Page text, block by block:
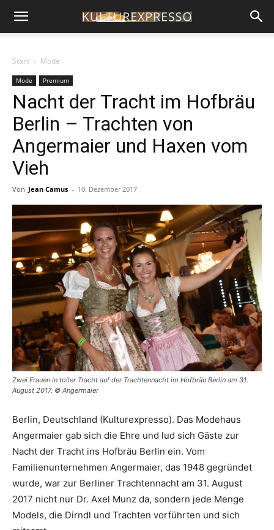
Start Mode
Mode Premium
Nacht der Tracht im Hofbräu
Berlin – Trachten von
Angermaier und Haxen vom
Vieh
Von Jean Camus - 10. Dezember 2017
Zwei Frauen in toller Tracht auf der Trachtennacht im Hofbräu Berlin am 31.
August 2017. © Angermaier
Berlin, Deutschland (Kulturexpresso). Das Modehaus
Angermaier gab sich die Ehre und lud sich Gäste zur
Nacht der Tracht ins Hofbräu Berlin ein. Vom
Familienunternehmen Angermaier, das 1948 gegründet
wurde, war zur Berliner Trachtennacht am 31. August
2017 nicht nur Dr. Axel Munz da, sondern jede Menge
Models, die Dirndl und Trachten vorführten und sich